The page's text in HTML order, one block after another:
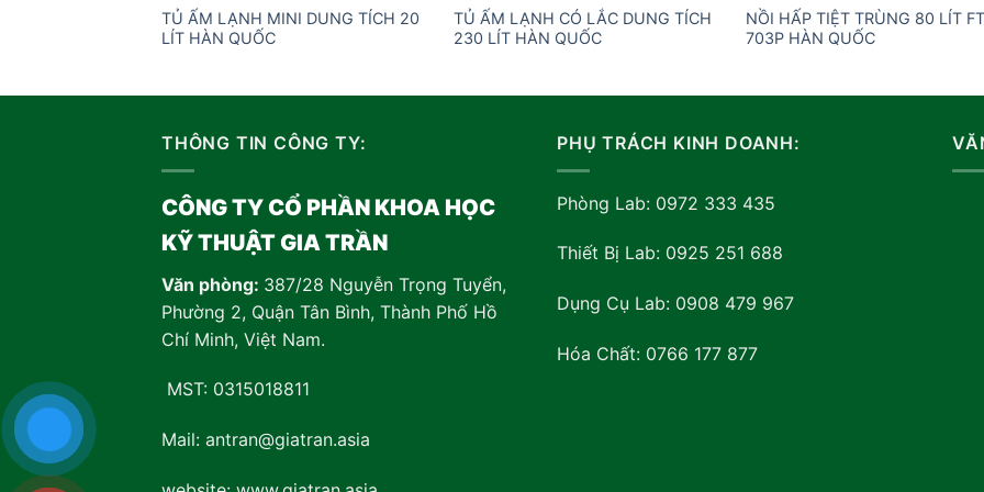
TỦ ẤM LẠNH MINI DUNG TÍCH 20
LÍT HÀN QUỐC
TỦ ẤM LẠNH CÓ LẮC DUNG TÍCH
230 LÍT HÀN QUỐC
NỒI HẤP TIỆT TRÙNG 80 LÍT
703P HÀN QUỐC
THÔNG TIN CÔNG TY:
CÔNG TY CỔ PHẦN KHOA HỌC
KỸ THUẬT GIA TRẦN
Văn phòng: 387/28 Nguyễn Trọng Tuyển,
Phường 2, Quận Tân Bình, Thành Phố Hồ
Chí Minh, Việt Nam.
MST: 0315018811
Mail: antran@giatran.asia
PHỤ TRÁCH KINH DOANH:
Phòng Lab: 0972 333 435
Thiết Bị Lab: 0925 251 688
Dụng Cụ Lab: 0908 479 967
Hóa Chất: 0766 177 877